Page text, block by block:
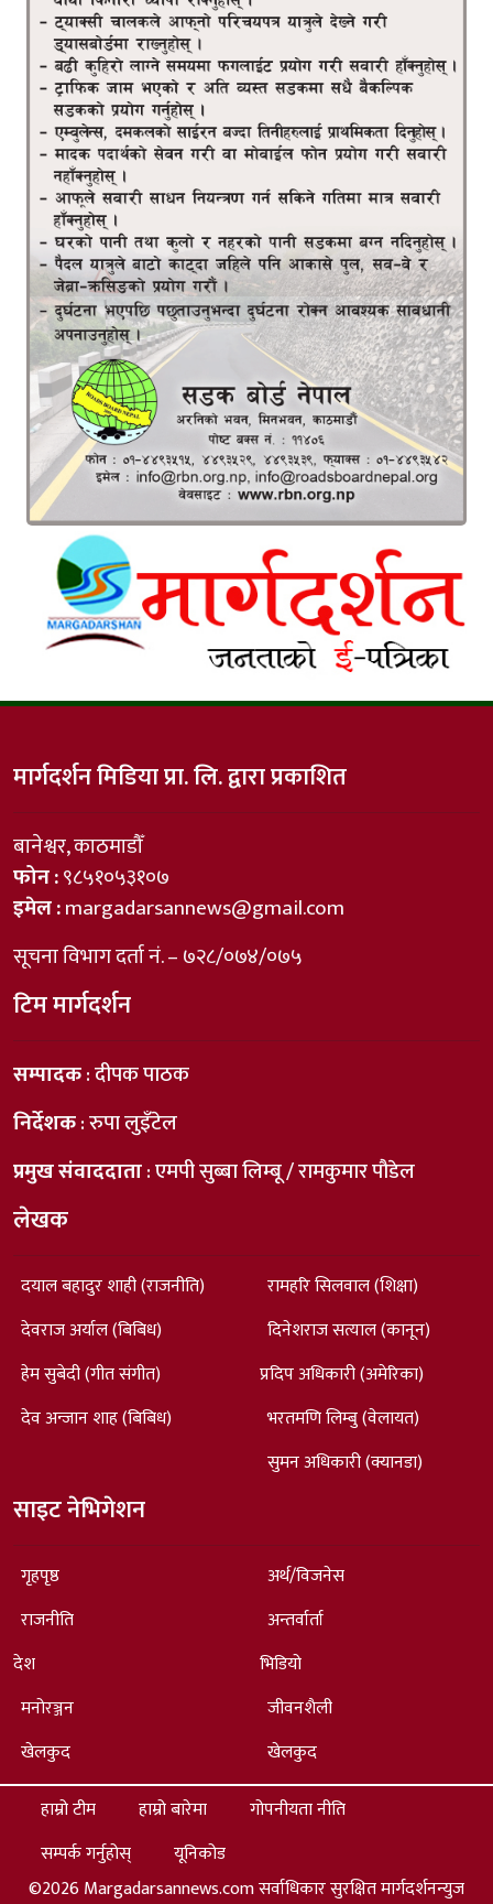
मार्गदर्शन मिडिया प्रा. लि. द्वारा प्रकाशित
बानेश्वर, काठमाडौँ
फोन :९८५१०५३१०७
इमेल :margadarsannews@gmail.com
सूचना विभाग दर्ता नं. – ७२८/०७४/०७५
टिम मार्गदर्शन
सम्पादक: दीपक पाठक
निर्देशक: रुपा लुइँटेल
प्रमुख संवाददाता: एमपी सुब्बा लिम्बू / रामकुमार पौडेल
लेखक
दयाल बहादुर शाही (राजनीति)
देवराज अर्याल (बिबिध)
हेम सुबेदी (गीत संगीत)
देव अन्जान शाह (बिबिध)
रामहरि सिलवाल (शिक्षा)
दिनेशराज सत्याल (कानून)
प्रदिप अधिकारी (अमेरिका)
भरतमणि लिम्बु (वेलायत)
सुमन अधिकारी (क्यानडा)
साइट नेभिगेशन
गृहपृष्ठ
राजनीति
देश
मनोरञ्जन
खेलकुद
अर्थ/विजनेस
अन्तर्वार्ता
भिडियो
जीवनशैली
खेलकुद
हाम्रो टीम
हाम्रो बारेमा
गोपनीयता नीति
सम्पर्क गर्नुहोस्
यूनिकोड
©2026 Margadarsannews.com सर्वाधिकार सुरक्षित मार्गदर्शनन्युज